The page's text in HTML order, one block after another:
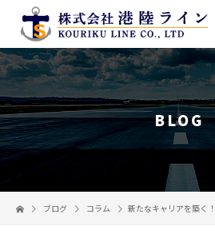
BLOG
ブログ コラム 新たなキャリアを築く